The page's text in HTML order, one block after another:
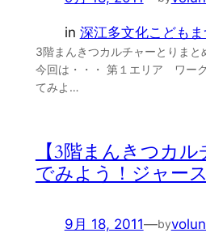
in 深江多文化こどもま
3階まんきつカルチャーとりまと
今回は・・・ 第１エリア ワー
てみよ…
【3階まんきつカル
でみよう！ジャース
9月 18, 2011—by